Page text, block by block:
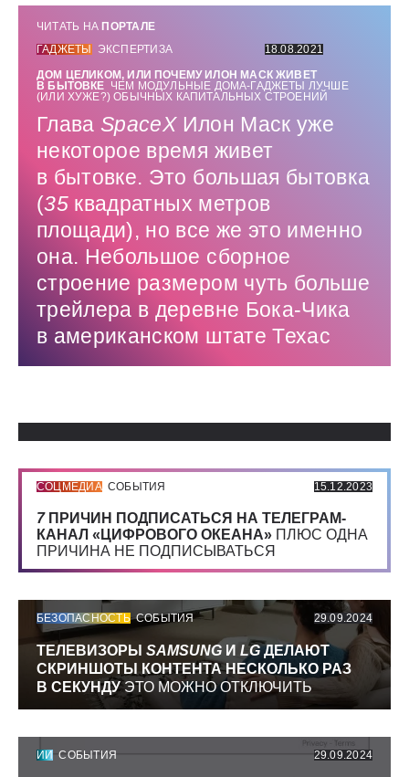
ЧИТАТЬ НА ПОРТАЛЕ
ГАДЖЕТЫ
ЭКСПЕРТИЗА
18.08.2021
ДОМ ЦЕЛИКОМ, ИЛИ ПОЧЕМУ ИЛОН МАСК ЖИВЕТ
В БЫТОВКЕ ЧЕМ МОДУЛЬНЫЕ ДОМА-ГАДЖЕТЫ ЛУЧШЕ
(ИЛИ ХУЖЕ?) ОБЫЧНЫХ КАПИТАЛЬНЫХ СТРОЕНИЙ
ГлаваSpaceX Илон Маск уже
некоторое время живет
в бытовке. Это большая бытовка
(35 квадратных метров
площади), но все же это именно
она. Небольшое сборное
строение размером чуть больше
трейлера в деревне Бока-Чика
в американском штате Техас
СОЦМЕДИА СОБЫТИЯ 15.12.2023
7 ПРИЧИН ПОДПИСАТЬСЯ НА ТЕЛЕГРАМ-
КАНАЛ «ЦИФРОВОГО ОКЕАНА» ПЛЮС ОДНА
ПРИЧИНА НЕ ПОДПИСЫВАТЬСЯ
БЕЗОПАСНОСТЬ СОБЫТИЯ 29.09.2024
ТЕЛЕВИЗОРЫ SAMSUNG И LGДЕЛАЮТ
СКРИНШОТЫ КОНТЕНТА НЕСКОЛЬКО РАЗ
В СЕКУНДУЭТО МОЖНО ОТКЛЮЧИТЬ
ИИ СОБЫТИЯ 29.09.2024